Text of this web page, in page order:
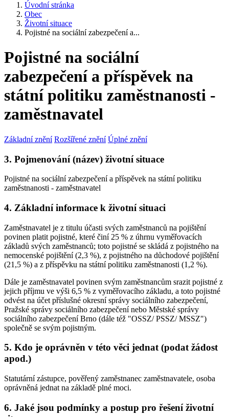
Úvodní stránka
Obec
Životní situace
Pojistné na sociální zabezpečení a...
Pojistné na sociální
zabezpečení a příspěvek na
státní politiku zaměstnanosti -
zaměstnavatel
Základní znění Rozšířené znění Úplné znění
3. Pojmenování (název) životní situace
Pojistné na sociální zabezpečení a příspěvek na státní politiku
zaměstnanosti - zaměstnavatel
4. Základní informace k životní situaci
Zaměstnavatel je z titulu účasti svých zaměstnanců na pojištění
povinen platit pojistné, které činí 25 % z úhrnu vyměřovacích
základů svých zaměstnanců; toto pojistné se skládá z pojistného na
nemocenské pojištění (2,3 %), z pojistného na důchodové pojištění
(21,5 %) a z příspěvku na státní politiku zaměstnanosti (1,2 %).
Dále je zaměstnavatel povinen svým zaměstnancům srazit pojistné z
jejich příjmu ve výši 6,5 % z vyměřovacího základu, a toto pojistné
odvést na účet příslušné okresní správy sociálního zabezpečení,
Pražské správy sociálního zabezpečení nebo Městské správy
sociálního zabezpečení Brno (dále též "OSSZ/ PSSZ/ MSSZ")
společně se svým pojistným.
5. Kdo je oprávněn v této věci jednat (podat žádost
apod.)
Statutární zástupce, pověřený zaměstnanec zaměstnavatele, osoba
oprávněná jednat na základě plné moci.
6. Jaké jsou podmínky a postup pro řešení životní